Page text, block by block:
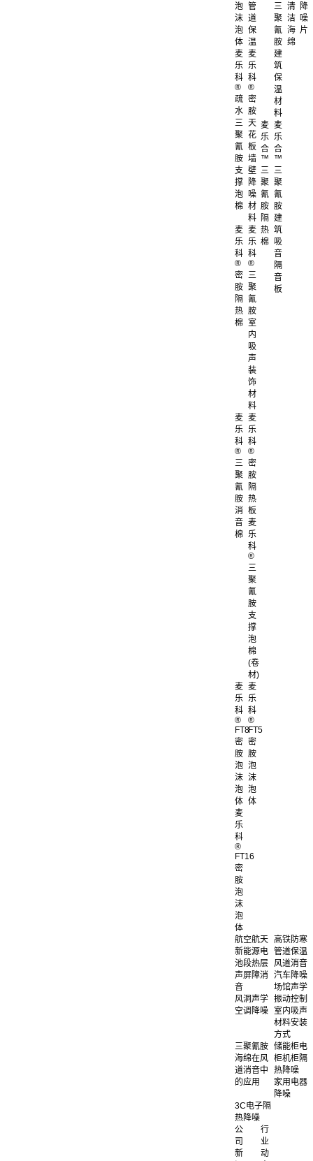
泡
沫
泡
体
管
道
保
温
麦
乐
科
®
疏
水
三
聚
氰
胺
支
撑
泡
棉
麦
乐
科
®
密
胺
天
花
板
墙
壁
降
噪
材
料
麦
乐
科
®
密
胺
隔
热
棉
麦
乐
科
®
三
聚
氰
胺
室
内
吸
声
装
饰
材
料
麦
乐
科
®
三
聚
氰
胺
消
音
棉
麦
乐
科
®
密
胺
隔
热
板
麦
乐
科
®
三
聚
氰
胺
支
撑
泡
棉
(卷
材)
麦
乐
科
®
FT8
密
胺
泡
沫
泡
体
麦
乐
科
®
FT5
密
胺
泡
沫
泡
体
麦
乐
科
®
FT16
密
胺
泡
沫
泡
体
三
聚
氰
胺
建
筑
保
温
材
料
麦
乐
合
™
三
聚
氰
胺
隔
热
棉
麦
乐
合
™
三
聚
氰
胺
建
筑
吸
音
隔
音
板
清
洁
海
绵
降
噪
片
航空航天
高铁防寒
新能源电
池段热层
管道保温
风道消音
声屏障消
音
汽车降噪
场馆声学
风洞声学 振动控制
空调降噪 室内吸声
材料安装
方式
三聚氰胺
海绵在风
道消音中
的应用
储能柜电
柜机柜隔
热降噪
家用电器
降噪
3C电子隔
热降噪
公
司
新
行
业
动